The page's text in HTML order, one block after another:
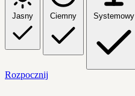
Jasny Ciemny Systemowy
Rozpocznij